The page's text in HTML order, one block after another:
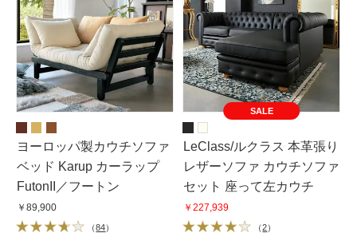
ヨーロッパ製カウチソファ
ベッド Karup カーラップ
FutonII／フートン
￥89,900
（84）
SALE
LeClass/ルクラス 本革張り
レザーソファ カウチソファ
セット 座って左カウチ
￥227,939
（2）